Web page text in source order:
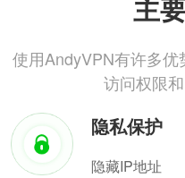
主
使用AndyVPN有许多优
访问权限
隐私保护
隐藏IP地址